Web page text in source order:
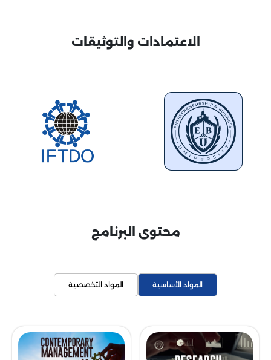
الاعتمادات والتوثيقات
محتوى البرنامج
المواد الأساسية المواد التخصصية